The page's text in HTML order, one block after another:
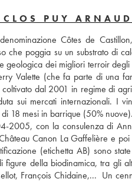
PUY ARNAUD
Côtes de
che poggia su un substrato di
dei migliori terroir
Valette (che fa parte di una
dal 2001 in regime di
sui mercati internazionali. I
18 mesi in barrique (50% nuove).
2005, con la consulenza di
Canon La Gaffelière e
(etichetta AB) sono
della biodinamica, tra gli
François Chidaine,...  Un